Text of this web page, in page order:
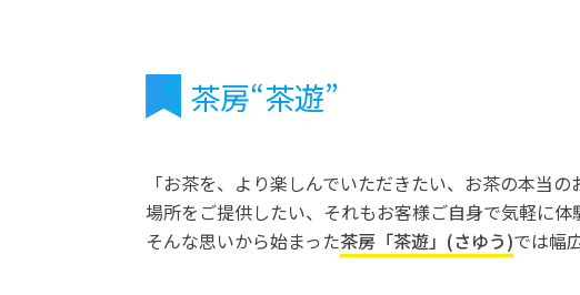
茶房“茶遊”
「お茶を、より楽しんでいただきたい、お茶の本当
場所をご提供したい、それもお客様ご自身で気軽に体
そんな思いから始まった茶房「茶遊」(さゆう)では幅
静岡
いろいろ